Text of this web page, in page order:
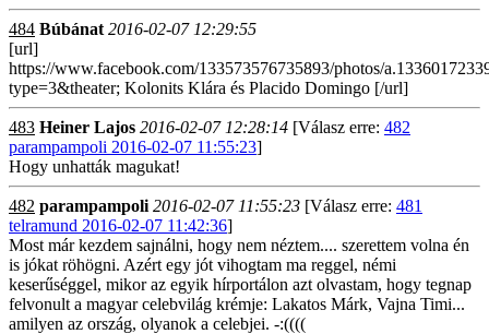
484 Búbánat 2016-02-07 12:29:55
[url]
https://www.facebook.com/133573576735893/photos/
type=3&theater; Kolonits Klára és Placido Domingo [/url]
483 Heiner Lajos 2016-02-07 12:28:14 [Válasz erre: 482
parampampoli 2016-02-07 11:55:23]
Hogy unhatták magukat!
482 parampampoli 2016-02-07 11:55:23 [Válasz erre: 481
telramund 2016-02-07 11:42:36]
Most már kezdem sajnálni, hogy nem néztem.... szerettem volna én
is jókat röhögni. Azért egy jót vihogtam ma reggel, némi
keserűséggel, mikor az egyik hírportálon azt olvastam, hogy tegnap
felvonult a magyar celebvilág krémje: Lakatos Márk, Vajna Timi...
amilyen az ország, olyanok a celebjei. -:((((